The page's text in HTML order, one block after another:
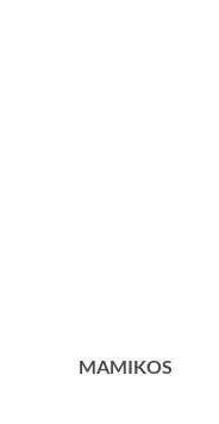
MAMIKOS